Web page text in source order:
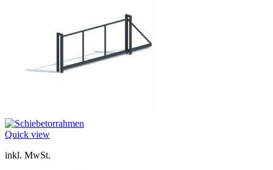
Quick view
inkl. MwSt.